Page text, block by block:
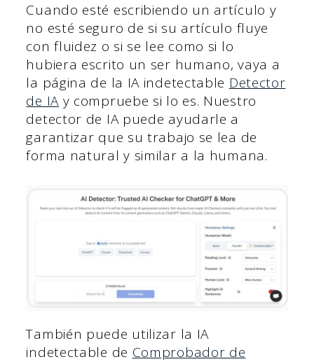
Cuando esté escribiendo un artículo y
no esté seguro de si su artículo fluye
con fluidez o si se lee como si lo
hubiera escrito un ser humano, vaya a
la página de la IA indetectable Detector
de IAy compruebe si lo es. Nuestro
detector de IA puede ayudarle a
garantizar que su trabajo se lea de
forma natural y similar a la humana.
También puede utilizar la IA
indetectable de Comprobador de